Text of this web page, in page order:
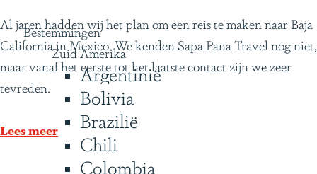
Bestemmingen
Zuid Amerika
Argentinië
Bolivia
Brazilië
Chili
Colombia
M
e
x
i
o
Al jaren hadden wij het plan om een reis te maken naar Baja
California in Mexico. We kenden Sapa Pana Travel nog niet,
maar vanaf het eerste tot het laatste contact zijn we zeer
tevreden.
Lees meer